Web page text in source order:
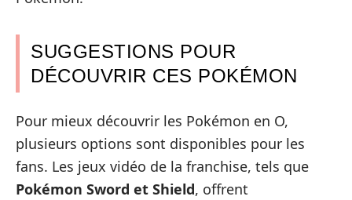
SUGGESTIONS POUR
DÉCOUVRIR CES POKÉMON
Pour mieux découvrir les Pokémon en O,
plusieurs options sont disponibles pour les
fans. Les jeux vidéo de la franchise, tels que
Pokémon Sword et Shield, offrent